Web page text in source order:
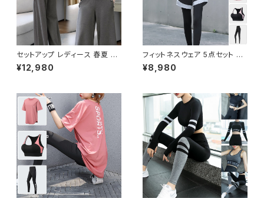
代 C-WAW1069
セットアップ レディース 春夏 秋
冬 春 夏 秋 冬 黒 パンツスーツ
パンツスタイル スーツ 無地 上
スタイル パンツ アシンメトリー
セットアップ スカーチョ ワイドパ
ンツ ロング パンツスーツ オフィ
ス ロングパンツ トップス OL オ
フィスカジュアル 結婚式 パーテ
ィー お呼ばれ ブラック グレー
ブラウン 10代 20代 30代 40
代 C-WAW1068
¥12,980
フィットネスウェア 5点セット レ
ディース 春夏 秋冬 春 夏 秋 冬
ジムウェア ダンスウェア 部屋着
ラ レギンス ショートパンツ ヨガ
ウェア フィットネス ヨガレギンス
ジム ダンスパンツ ヨガパンツ ス
パッツ パープル ピンク ブラック
トレーニングウェア スポーツウ
ェア ランニングウェア レギンス
カジュアル OL 上品 大人 20代
30代 40代 50代 C-F0005
¥8,980